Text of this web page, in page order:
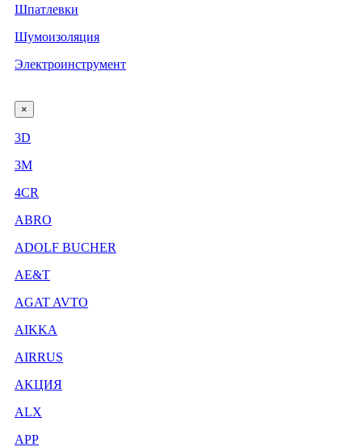
Шпатлевки
Шумоизоляция
Электроинструмент
×
3D
3М
4CR
ABRO
ADOLF BUCHER
AE&T
AGAT AVTO
AIKKA
AIRRUS
AKЦИЯ
ALX
APP